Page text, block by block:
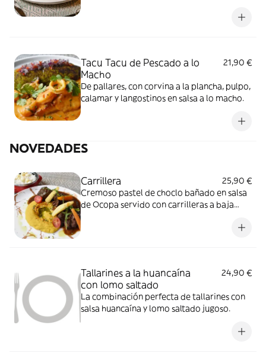
Tacu Tacu de Pescado a lo
Macho
21,90 €
De pallares, con corvina a la plancha, pulpo,
calamar y langostinos en salsa a lo macho.
NOVEDADES
Carrillera
25,90 €
Cremoso pastel de choclo bañado en salsa
de Ocopa servido con carrilleras a baja
Tallarines a la huancaína
con lomo saltado
24,90 €
La combinación perfecta de tallarines con
salsa huancaína y lomo saltado jugoso.